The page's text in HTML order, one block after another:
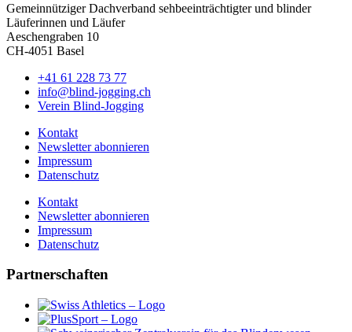
Gemeinnütziger Dachverband sehbeeinträchtigter und blinder
Läuferinnen und Läufer
Aeschengraben 10
CH-4051 Basel
+41 61 228 73 77
info@blind-jogging.ch
Verein Blind-Jogging
Kontakt
Newsletter abonnieren
Impressum
Datenschutz
Kontakt
Newsletter abonnieren
Impressum
Datenschutz
Partnerschaften